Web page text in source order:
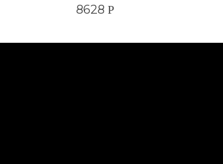
8628 Р